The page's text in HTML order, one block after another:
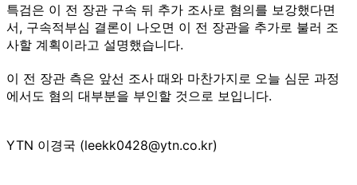
특검은 이 전 장관 구속 뒤 추가 조사로 혐의를 보강했다면
서, 구속적부심 결론이 나오면 이 전 장관을 추가로 불러 조
사할 계획이라고 설명했습니다.
이 전 장관 측은 앞선 조사 때와 마찬가지로 오늘 심문 과정
에서도 혐의 대부분을 부인할 것으로 보입니다.
YTN 이경국 (leekk0428@ytn.co.kr)